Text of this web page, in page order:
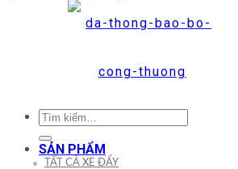
Tìm
kiếm:
SẢN PHẨM
TẤT CẢ XE ĐẨY